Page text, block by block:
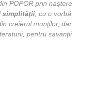
POPOR prin naştere
simplităţii , cu o vorbă
creierul munţilor, dar
pentru savanţii